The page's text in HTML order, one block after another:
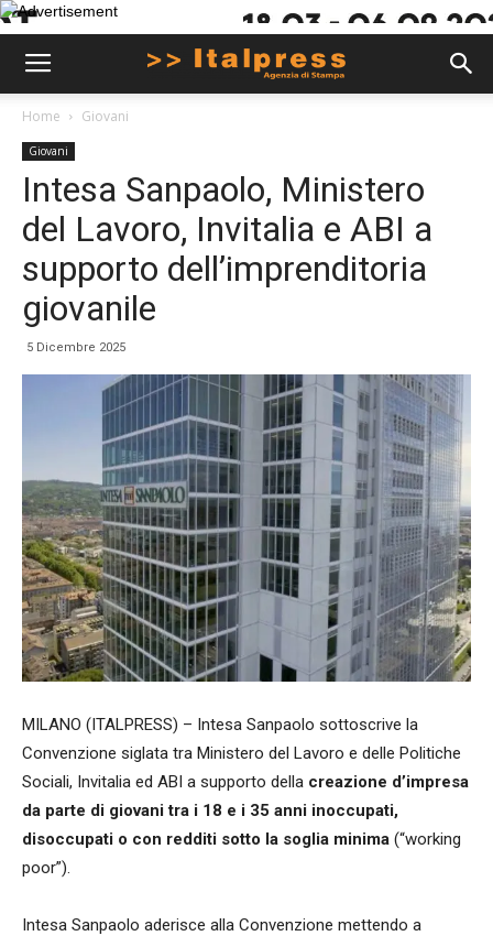
Home Giovani
Giovani
Intesa Sanpaolo, Ministero
del Lavoro, Invitalia e ABI a
supporto dell’imprenditoria
giovanile
5 Dicembre 2025
MILANO (ITALPRESS) – Intesa Sanpaolo sottoscrive la
Convenzione siglata tra Ministero del Lavoro e delle Politiche
Sociali, Invitalia ed ABI a supporto della creazione d’impresa
da parte di giovani tra i 18 e i 35 anni inoccupati,
disoccupati o con redditi sotto la soglia minima (“working
poor”).
Intesa Sanpaolo aderisce alla Convenzione mettendo a